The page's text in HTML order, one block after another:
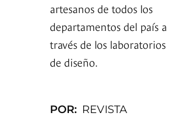
artesanos de todos los
departamentos del país a
través de los laboratorios
de diseño.
POR: REVISTA